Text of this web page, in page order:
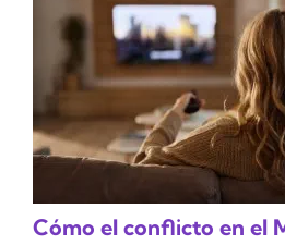
Cómo el conflicto en el